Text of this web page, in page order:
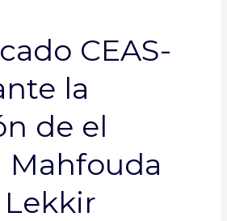
CEAS-
la
de el
Mahfouda